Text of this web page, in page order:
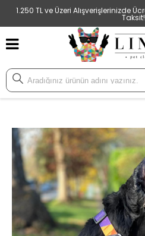
1.250 TL ve Üzeri Alışverişlerinizde
Taksit!